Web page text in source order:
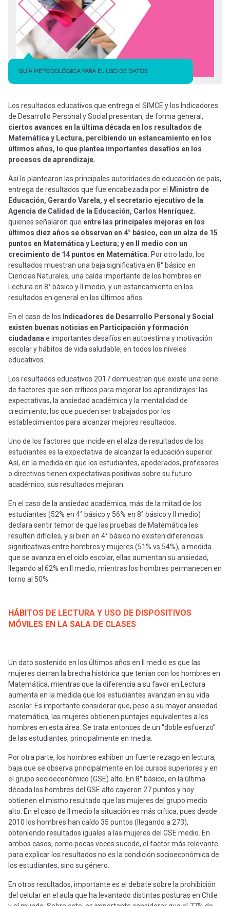
GUÍA METODOLÓGICA PARA EL USO DE DATOS
Los resultados educativos que entrega el SIMCE y los Indicadores
de Desarrollo Personal y Social presentan, de forma general,
ciertos avances en la última década en los resultados de
Matemática y Lectura, percibiendo un estancamiento en los
últimos años, lo que plantea importantes desafíos en los
procesos de aprendizaje.
Así lo plantearon las principales autoridades de educación de país,
entrega de resultados que fue encabezada por el
Ministro de
Educación, Gerardo Varela, y el secretario ejecutivo de la
Agencia de Calidad de la Educación, Carlos Henríquez,
quienes señalaron que entre las principales mejoras en los
últimos diez años se observan en 4° básico, con un alza de 15
puntos en Matemática y Lectura; y en II medio con un
crecimiento de 14 puntos en Matemática. Por otro lado, los
resultados muestran una baja significativa en 8° básico en
Ciencias Naturales, una caída importante de los hombres en
Lectura en 8° básico y II medio, y un estancamiento en los
resultados en general en los últimos años.
En el caso de los I ndicadores de Desarrollo Personal y Social
existen buenas noticias en Participación y formación
ciudadana e importantes desafíos en autoestima y motivación
escolar y hábitos de vida saludable, en todos los niveles
educativos.
Los resultados educativos 2017 demuestran que existe una serie
de factores que son críticos para mejorar los aprendizajes: las
expectativas, la ansiedad académica y la mentalidad de
crecimiento, los que pueden ser trabajados por los
establecimientos para alcanzar mejores resultados.
Uno de los factores que incide en el alza de resultados de los
estudiantes es la expectativa de alcanzar la educación superior.
Así, en la medida en que los estudiantes, apoderados, profesores
o directivos tienen expectativas positivas sobre su futuro
académico, sus resultados mejoran.
En el caso de la ansiedad académica, más de la mitad de los
estudiantes (52% en 4° básico y 56% en 8° básico y II medio)
declara sentir temor de que las pruebas de Matemática les
resulten difíciles, y si bien en 4° básico no existen diferencias
significativas entre hombres y mujeres (51% vs 54%), a medida
que se avanza en el ciclo escolar, ellas aumentan su ansiedad,
llegando al 62% en II medio, mientras los hombres permanecen en
torno al 50%.
HÁBITOS DE LECTURA Y USO DE DISPOSITIVOS
MÓVILES EN LA SALA DE CLASES
Un dato sostenido en los últimos años en II medio es que las
mujeres cierran la brecha histórica que tenían con los hombres en
Matemática, mientras que la diferencia a su favor en Lectura
aumenta en la medida que los estudiantes avanzan en su vida
escolar. Es importante considerar que, pese a su mayor ansiedad
matemática, las mujeres obtienen puntajes equivalentes a los
hombres en esta área. Se trata entonces de un “doble esfuerzo”
de las estudiantes, principalmente en media.
Por otra parte, los hombres exhiben un fuerte rezago en lectura,
baja que se observa principalmente en los cursos superiores y en
el grupo socioeconómico (GSE) alto. En 8° básico, en la última
década los hombres del GSE alto cayeron 27 puntos y hoy
obtienen el mismo resultado que las mujeres del grupo medio
alto. En el caso de II medio la situación es más crítica, pues desde
2010 los hombres han caído 35 puntos (llegando a 273),
obteniendo resultados iguales a las mujeres del GSE medio. En
ambos casos, como pocas veces sucede, el factor más relevante
para explicar los resultados no es la condición socioeconómica de
los estudiantes, sino su género.
En otros resultados, importante es el debate sobre la prohibición
del celular en el aula que ha levantado distintas posturas en Chile